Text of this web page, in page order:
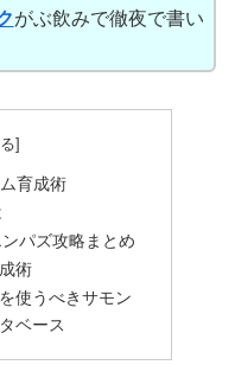
がぶ飲みで徹夜で書い
育成術
パズ攻略まとめ
術
使うべきサモン
ベース